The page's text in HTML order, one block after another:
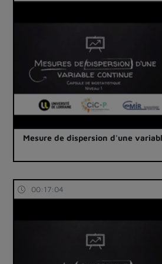
Mesure de dispersion d'une
00:17:04